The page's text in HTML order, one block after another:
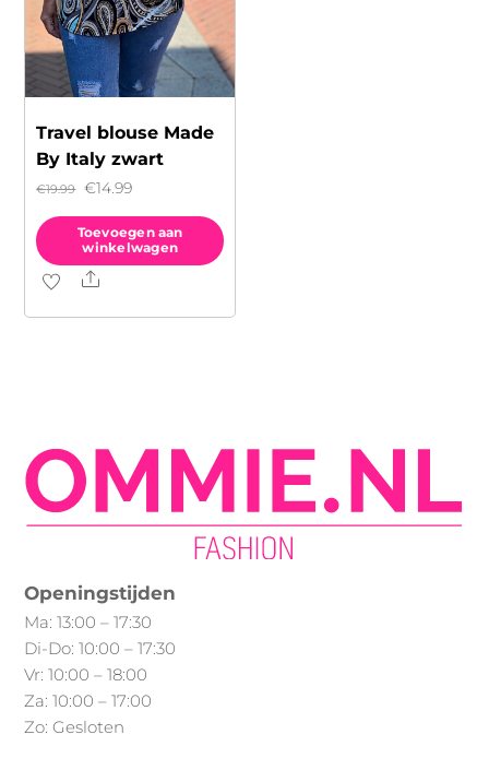
Travel blouse Made
By Italy zwart
€19.99 Oorspronkelijke
prijs
was:
€19.99.
€14.99Huidige
prijs
is:
Toevoegen aan
winkelwagen
Share
Openingstijden
Ma: 13:00 – 17:30
Di-Do: 10:00 – 17:30
Vr: 10:00 – 18:00
Za: 10:00 – 17:00
Zo: Gesloten